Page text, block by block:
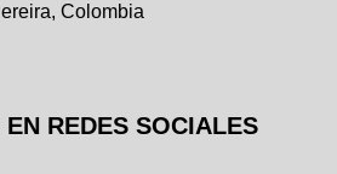
Colombia
REDES SOCIALES